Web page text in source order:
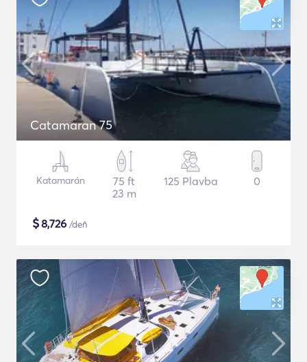
Catamaran 75
Katamarán
75 ft
23 m
125 Plavba 0
$8,726 /deň